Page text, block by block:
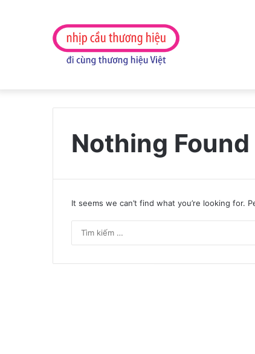
Nothing Found
It seems we can’t find what you’re looking for.